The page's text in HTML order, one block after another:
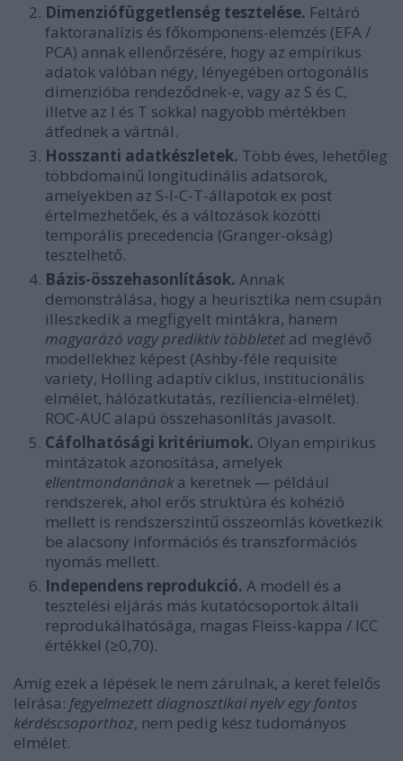
Dimenziófüggetlenség tesztelése. Feltáró
faktoranalízis és főkomponens-elemzés (EFA /
PCA) annak ellenőrzésére, hogy az empirikus
adatok valóban négy, lényegében ortogonális
dimenzióba rendeződnek-e, vagy az S és C,
illetve az I és T sokkal nagyobb mértékben
átfednek a vártnál.
Hosszanti adatkészletek. Több éves, lehetőleg
többdomainű longitudinális adatsorok,
amelyekben az S-I-C-T-állapotok ex post
értelmezhetőek, és a változások közötti
temporális precedencia (Granger-okság)
tesztelhető.
Bázis-összehasonlítások. Annak
demonstrálása, hogy a heurisztika nem csupán
illeszkedik a megfigyelt mintákra, hanem
magyarázó vagy prediktív többletet ad meglévő
modellekhez képest (Ashby-féle requisite
variety, Holling adaptív ciklus, institucionális
elmélet, hálózatkutatás, rezíliencia-elmélet).
ROC-AUC alapú összehasonlítás javasolt.
Cáfolhatósági kritériumok. Olyan empirikus
mintázatok azonosítása, amelyek
ellentmondanának a keretnek — például
rendszerek, ahol erős struktúra és kohézió
mellett is rendszerszintű összeomlás következik
be alacsony információs és transzformációs
nyomás mellett.
Independens reprodukció. A modell és a
tesztelési eljárás más kutatócsoportok általi
reprodukálhatósága, magas Fleiss-kappa / ICC
értékkel (≥0,70).
Amíg ezek a lépések le nem zárulnak, a keret felelős
leírása: fegyelmezett diagnosztikai nyelv egy fontos
kérdéscsoporthoz, nem pedig kész tudományos
elmélet.